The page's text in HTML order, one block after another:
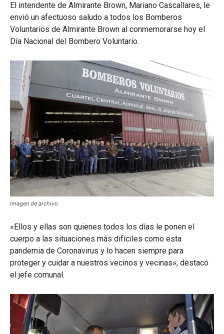
El intendente de Almirante Brown, Mariano Cascallares, le
envió un afectuoso saludo a todos los Bomberos
Voluntarios de Almirante Brown al conmemorarse hoy el
Día Nacional del Bombero Voluntario.
Imagen de archivo.
«Ellos y ellas son quienes todos los días le ponen el
cuerpo a las situaciones más difíciles como esta
pandemia de Coronavirus y lo hacen siempre para
proteger y cuidar a nuestros vecinos y vecinas», destacó
el jefe comunal.